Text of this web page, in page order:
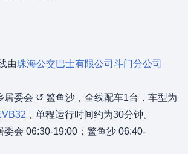
由珠海公交巴士有限公司 斗门分公司
居委会 ↺ 鳘鱼沙，全线配车1台，车型为
，单程运行时间约为30分钟。
委会 06:30-19:00；鳘鱼沙 06:40-